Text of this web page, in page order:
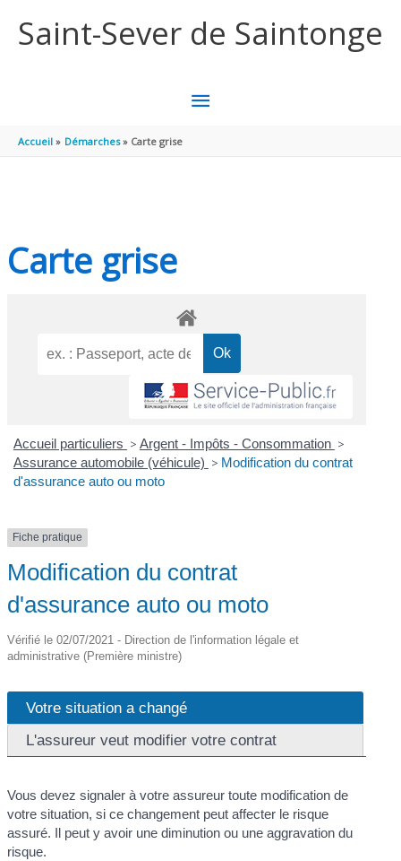
Saint-Sever de Saintonge
MENU
Accueil Démarches Carte grise
Carte grise
Accueil particuliers > Argent - Impôts - Consommation >
Assurance automobile (véhicule) > Modification du contrat
d'assurance auto ou moto
Fiche pratique
Modification du contrat
d'assurance auto ou moto
Vérifié le 02/07/2021 - Direction de l'information légale et
administrative (Première ministre)
Votre situation a changé
L'assureur veut modifier votre contrat
Vous devez signaler à votre assureur toute modification de
votre situation, si ce changement peut affecter le risque
assuré. Il peut y avoir une diminution ou une aggravation du
risque.